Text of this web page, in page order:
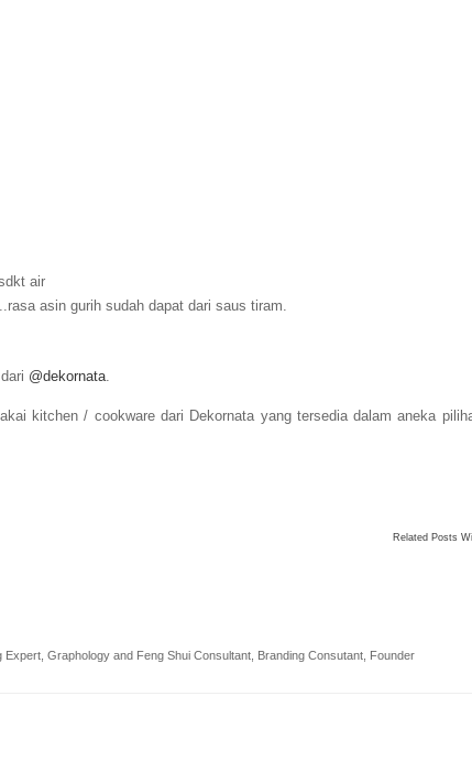
air
asin gurih sudah dapat dari saus tiram.
@dekornata
kitchen / cookware dari Dekornata yang tersedia dalam aneka
Related Posts
Graphology and Feng Shui Consultant, Branding Consutant, Founder